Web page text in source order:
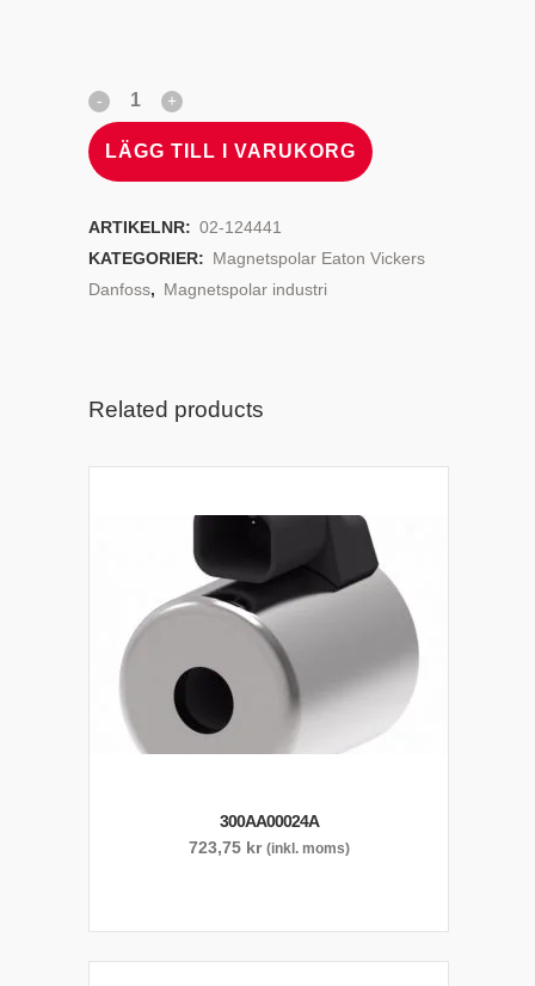
LÄGG TILL I VARUKORG
ARTIKELNR: 02-124441
KATEGORIER: Magnetspolar Eaton Vickers
Danfoss, Magnetspolar industri
Related products
300AA00024A
723,75 kr (inkl. moms)